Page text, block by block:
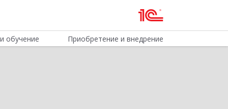
обучение Приобретение и внедрение